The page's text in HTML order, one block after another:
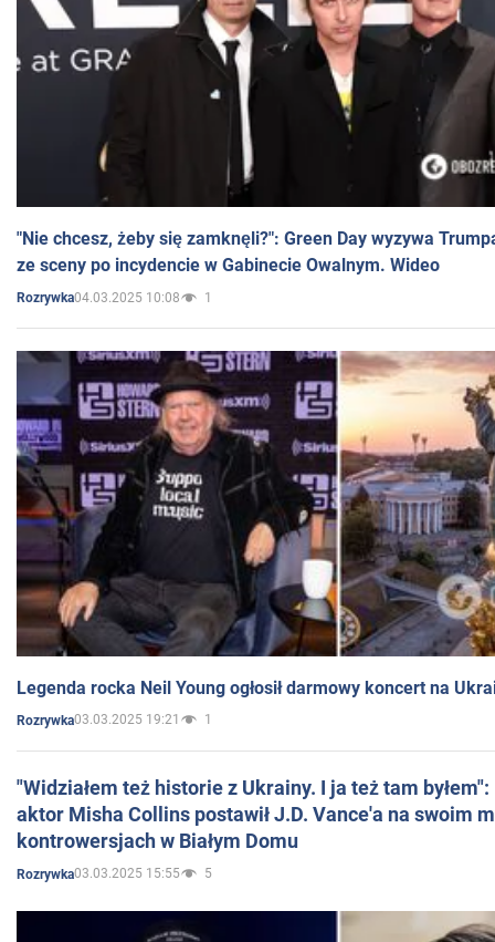
"Nie chcesz, żeby się zamknęli?": Green Day wyzywa
ze sceny po incydencie w Gabinecie Owalnym. Wideo
Rozrywka04.03.2025 10:08 1
Legenda rocka Neil Young ogłosił darmowy koncert na
Rozrywka03.03.2025 19:21 1
"Widziałem też historie z Ukrainy. I ja też tam
aktor Misha Collins postawił J.D. Vance'a na swoim
kontrowersjach w Białym Domu
Rozrywka03.03.2025 15:55 5